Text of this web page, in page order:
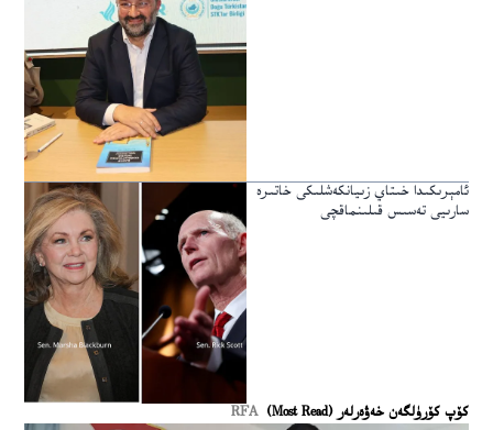
ئامېرىكىدا خىتاي زىيانكەشلىكى خاتىرە
سارىيى تەسىس قىلىنماقچى
كۆپ كۆرۈلگەن خەۋەرلەر (Most Read) RFA